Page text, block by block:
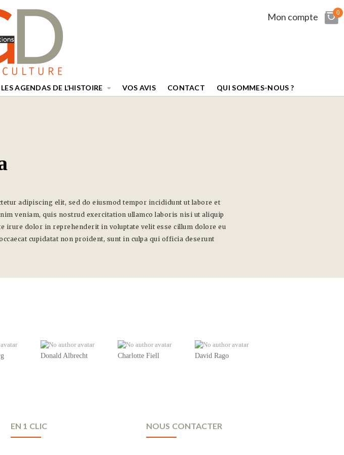
LES AGENDAS DE L’HISTOIRE VOS AVIS CONTACT QUI SOMMES-NOUS ?
Mon compte 0
adipiscing elit, sed do eiusmod tempor incididunt ut labore et
veniam, quis nostrud exercitation ullamco laboris nisi ut aliquip
irure dolor in reprehenderit in voluptate velit esse cillum dolore eu
cupidatat non proident, sunt in culpa qui officia deserunt
Donald Albrecht Charlotte Fiell David Rago
EN 1 CLIC NOUS CONTACTER